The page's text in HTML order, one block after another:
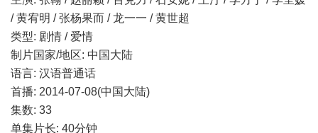
/ 黄宥明 / 张杨果而 / 龙一一 / 黄世超
类型: 剧情 / 爱情
制片国家/地区: 中国大陆
语言: 汉语普通话
首播: 2014-07-08(中国大陆)
集数: 33
单集片长: 40分钟